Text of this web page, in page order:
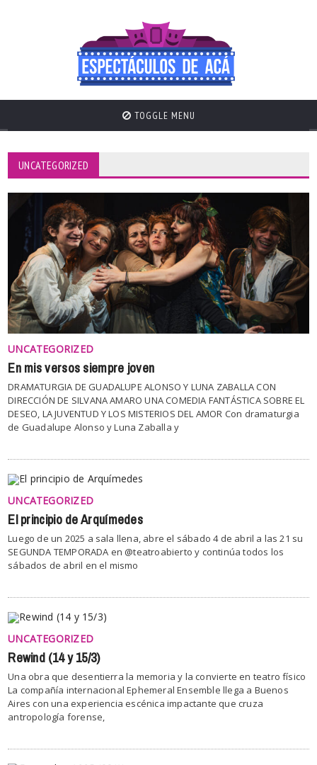
TOGGLE MENU
UNCATEGORIZED
UNCATEGORIZED
En mis versos siempre joven
DRAMATURGIA DE GUADALUPE ALONSO Y LUNA ZABALLA CON
DIRECCIÓN DE SILVANA AMARO UNA COMEDIA FANTÁSTICA SOBRE EL
DESEO, LA JUVENTUD Y LOS MISTERIOS DEL AMOR Con dramaturgia
de Guadalupe Alonso y Luna Zaballa y
UNCATEGORIZED
El principio de Arquímedes
Luego de un 2025 a sala llena, abre el sábado 4 de abril a las 21 su
SEGUNDA TEMPORADA en @teatroabierto y continúa todos los
sábados de abril en el mismo
UNCATEGORIZED
Rewind (14 y 15/3)
Una obra que desentierra la memoria y la convierte en teatro físico
La compañía internacional Ephemeral Ensemble llega a Buenos
Aires con una experiencia escénica impactante que cruza
antropología forense,